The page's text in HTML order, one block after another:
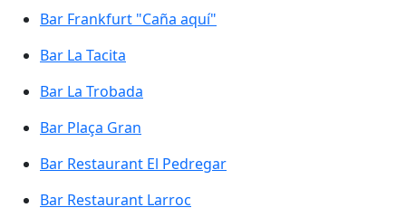
Bar Frankfurt "Caña aquí"
Bar La Tacita
Bar La Trobada
Bar Plaça Gran
Bar Restaurant El Pedregar
Bar Restaurant Larroc